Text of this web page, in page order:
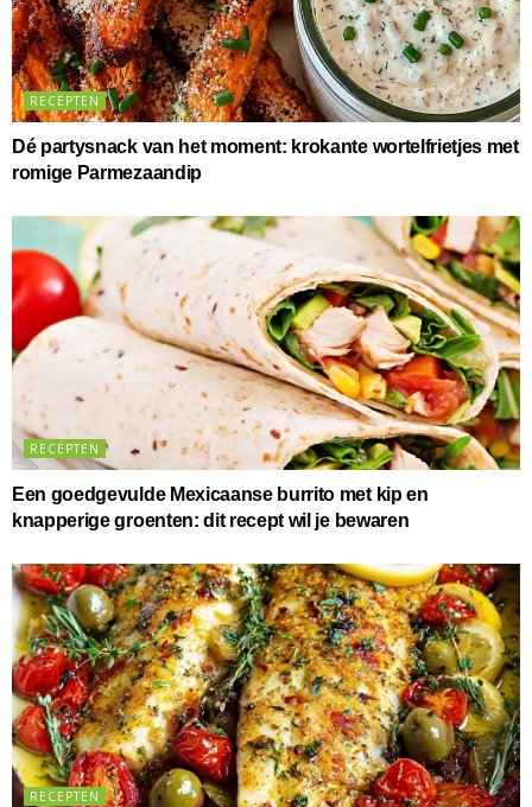
RECEPTEN
Dé partysnack van het moment: krokante wortelfrietjes met
romige Parmezaandip
RECEPTEN
Een goedgevulde Mexicaanse burrito met kip en
knapperige groenten: dit recept wil je bewaren
RECEPTEN